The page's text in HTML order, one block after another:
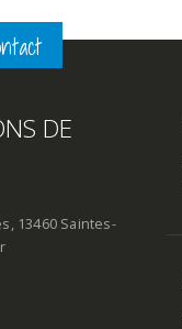
DE
13460 Saintes-